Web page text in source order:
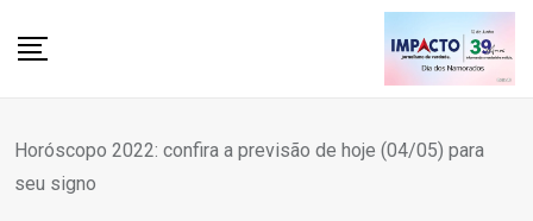
Horóscopo 2022: confira a previsão de hoje (04/05) para
seu signo